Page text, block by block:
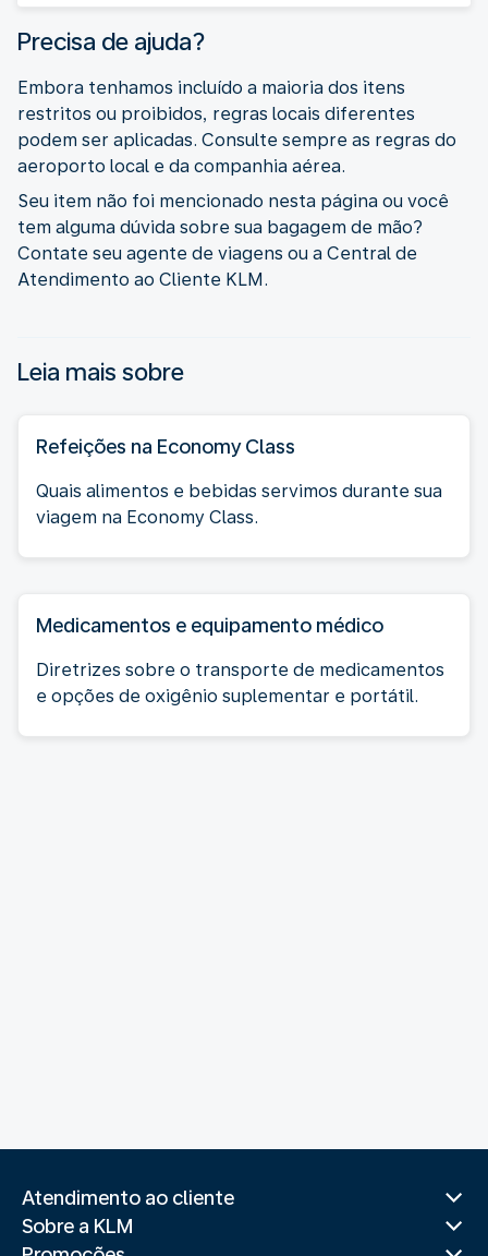
Precisa de ajuda?
Embora tenhamos incluído a maioria dos itens
restritos ou proibidos, regras locais diferentes
podem ser aplicadas. Consulte sempre as regras do
aeroporto local e da companhia aérea.
Seu item não foi mencionado nesta página ou você
tem alguma dúvida sobre sua bagagem de mão?
Contate seu agente de viagens ou a Central de
Atendimento ao Cliente KLM.
Leia mais sobre
Refeições na Economy Class
Quais alimentos e bebidas servimos durante sua
viagem na Economy Class.
Medicamentos e equipamento médico
Diretrizes sobre o transporte de medicamentos
e opções de oxigênio suplementar e portátil.
Atendimento ao cliente
Sobre a KLM